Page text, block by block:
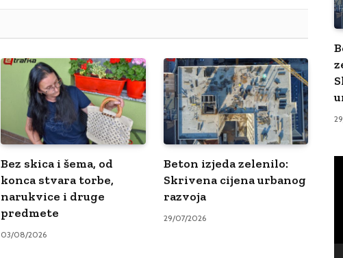
Bez skica i šema, od
konca stvara torbe,
narukvice i druge
predmete
03/08/2026
Beton izjeda zelenilo:
Skrivena cijena urbanog
razvoja
29/07/2026